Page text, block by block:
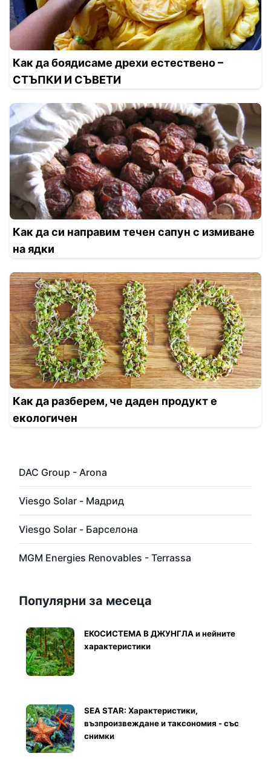
Как да боядисаме дрехи естествено –
СТЪПКИ И СЪВЕТИ
Как да си направим течен сапун с измиване
на ядки
Как да разберем, че даден продукт е
екологичен
DAC Group - Arona
Viesgo Solar - Мадрид
Viesgo Solar - Барселона
MGM Energies Renovables - Terrassa
Популярни за месеца
ЕКОСИСТЕМА В ДЖУНГЛА и нейните
характеристики
SEA STAR: Характеристики,
възпроизвеждане и таксономия - със
снимки